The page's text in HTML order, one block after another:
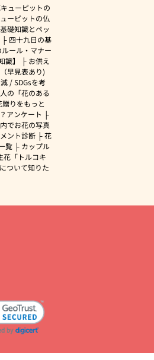
ューピットの
ーピットの仏
礎知識とペッ
四十九日の基
ール・マナー
】
お供え
早見表あり)
/ SDGsを考
の「花のある
贈りをもっと
アンケート
でお花の写真
ント診断
花
覧
カップル
花「トルコキ
ついて知りた